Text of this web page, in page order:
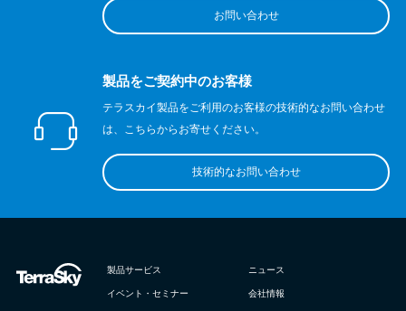
お問い合わせ
製品をご契約中のお客様
テラスカイ製品をご利用のお客様の技術的なお問い合わせ
は、こちらからお寄せください。
技術的なお問い合わせ
製品サービス ニュース
イベント・セミナー 会社情報